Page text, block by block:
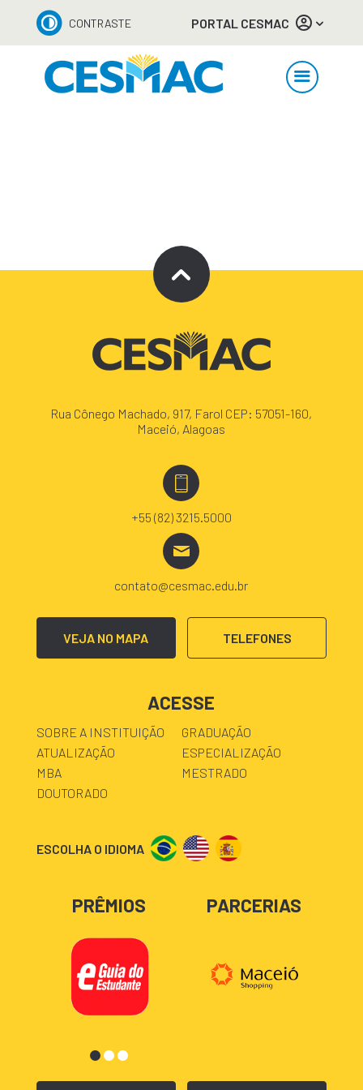
CONTRASTE PORTAL CESMAC
Rua Cônego Machado, 917, Farol CEP: 57051-160,
Maceió, Alagoas
+55 (82) 3215.5000
contato@cesmac.edu.br
VEJA NO MAPA TELEFONES
ACESSE
SOBRE A INSTITUIÇÃO
GRADUAÇÃO
ATUALIZAÇÃO
ESPECIALIZAÇÃO
MBA
MESTRADO
DOUTORADO
ESCOLHA O IDIOMA
PRÊMIOS PARCERIAS